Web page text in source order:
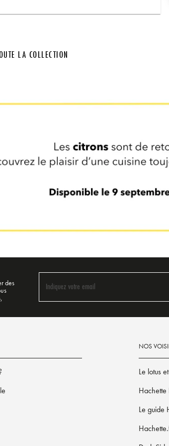
LA COLLECTION
des
Indiquez votre email
NOS
Le lotus
Le guide